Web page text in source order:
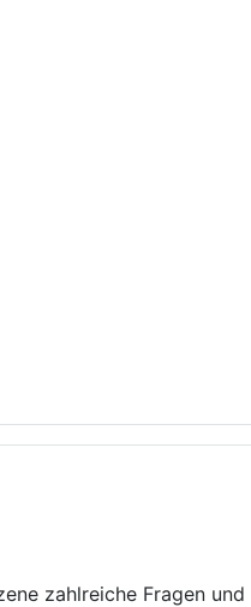
zahlreiche Fragen